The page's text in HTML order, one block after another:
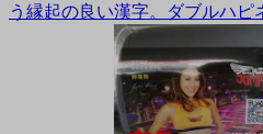
う縁起の良い漢字。ダブルハピ